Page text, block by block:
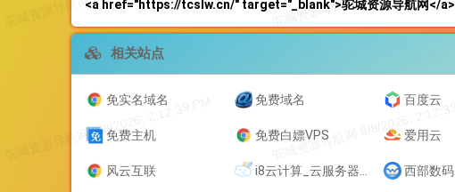
<a href="https://tcslw.cn/" target="_blank">驼城资源导航网</a>
相关站点
免实名域名 免费域名 百度云
免费主机 免费白嫖VPS 爱用云
风云互联 i8云计算_云服务器,稳定，高性能，香港CN2独享云服务器 西部数码